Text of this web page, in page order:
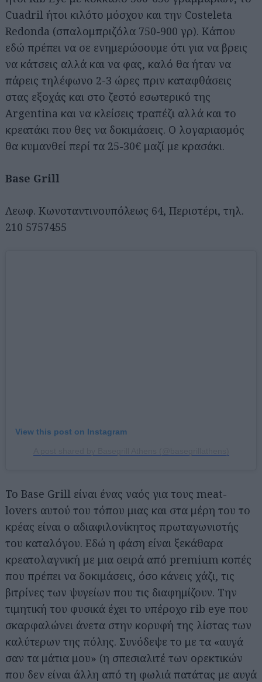
Cuadril ήτοι κιλότο μόσχου και την Costeleta
Redonda (σπαλομπριζόλα 750-900 γρ). Κάπου
εδώ πρέπει να σε ενημερώσουμε ότι για να βρεις
να κάτσεις αλλά και να φας, καλό θα ήταν να
πάρεις τηλέφωνο 2-3 ώρες πριν καταφθάσεις
στας εξοχάς και στο ζεστό εσωτερικό της
Argentina και να κλείσεις τραπέζι αλλά και το
κρεατάκι που θες να δοκιμάσεις. Ο λογαριασμός
θα κυμανθεί περί τα 25-30€ μαζί με κρασάκι.
Base Grill
Λεωφ. Κωνσταντινουπόλεως 64, Περιστέρι, τηλ.
210 5757455
View this post on Instagram
Το Base Grill είναι ένας ναός για τους meat-
lovers αυτού του τόπου μιας και στα μέρη του το
κρέας είναι ο αδιαφιλονίκητος πρωταγωνιστής
του καταλόγου. Εδώ η φάση είναι ξεκάθαρα
κρεατολαγνική με μια σειρά από premium κοπές
που πρέπει να δοκιμάσεις, όσο κάνεις χάζι, τις
βιτρίνες των ψυγείων που τις διαφημίζουν. Την
τιμητική του φυσικά έχει το υπέροχο rib eye που
σκαρφαλώνει άνετα στην κορυφή της λίστας των
καλύτερων της πόλης. Συνόδεψε το με τα «αυγά
σαν τα μάτια μου» (η σπεσιαλιτέ των ορεκτικών
που δεν είναι άλλη από τη φωλιά πατάτας με αυγά